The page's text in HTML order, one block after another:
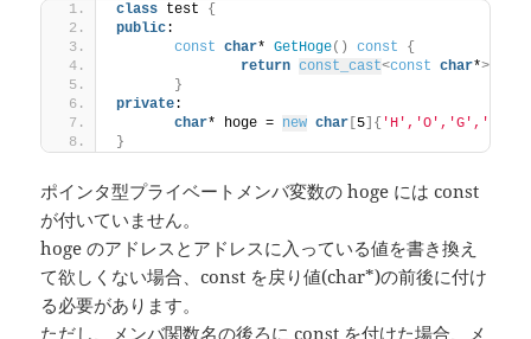
class test {
public:
const
char* GetHoge() const
{
return const_cast<const char*>(
}
private:
char* hoge = new char 5 ]{ 'H' , 'O' , 'G' , 'E'
}
ポインタ型プライベートメンバ変数の hoge には const
が付いていません。
hoge のアドレスとアドレスに入っている値を書き換え
て欲しくない場合、const を戻り値(char*)の前後に付け
る必要があります。
ただし、メンバ関数名の後ろに const を付けた場合、メ